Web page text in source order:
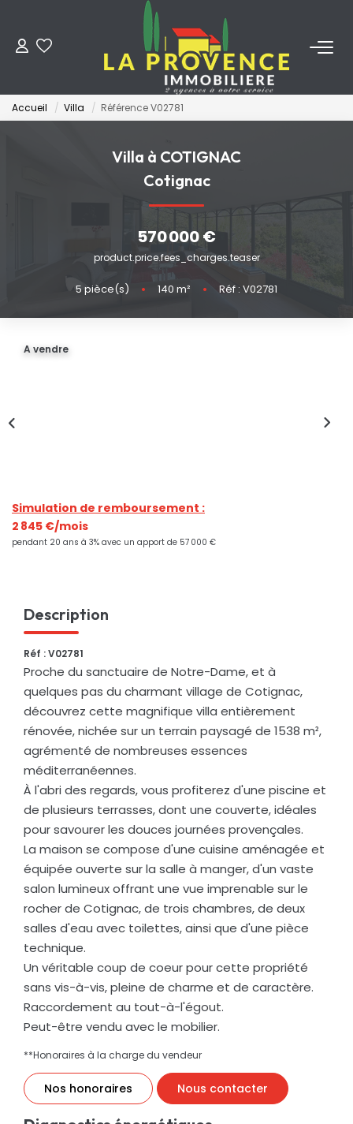
ACHETER
LOUER
ESTIMER
NOS AGENCES
Accueil Villa Référence V02781
Villa à COTIGNAC
Cotignac
570 000 €
product.price.fees_charges.teaser
5 pièce(s) • 140 m² • Réf : V02781
A vendre
Simulation de remboursement :
2 845 €/mois
pendant 20 ans à 3% avec un apport de 57 000 €
Description
Réf : V02781
Proche du sanctuaire de Notre-Dame, et à
quelques pas du charmant village de Cotignac,
découvrez cette magnifique villa entièrement
rénovée, nichée sur un terrain paysagé de 1538 m²,
agrémenté de nombreuses essences
méditerranéennes.
À l'abri des regards, vous profiterez d'une piscine et
de plusieurs terrasses, dont une couverte, idéales
pour savourer les douces journées provençales.
La maison se compose d'une cuisine aménagée et
équipée ouverte sur la salle à manger, d'un vaste
salon lumineux offrant une vue imprenable sur le
rocher de Cotignac, de trois chambres, de deux
salles d'eau avec toilettes, ainsi que d'une pièce
technique.
Un véritable coup de coeur pour cette propriété
sans vis-à-vis, pleine de charme et de caractère.
Raccordement au tout-à-l'égout.
Peut-être vendu avec le mobilier.
**Honoraires à la charge du vendeur
Nos honoraires Nous contacter